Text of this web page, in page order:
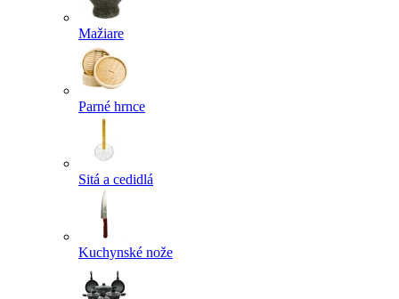
Mažiare
Parné hrnce
Sitá a cedidlá
Kuchynské nože